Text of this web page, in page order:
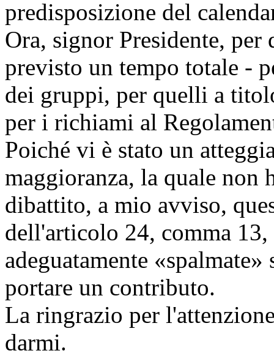
predisposizione del
Ora, signor Presidente,
previsto un tempo totale -
dei gruppi, per quelli a
per i richiami al
Poiché vi è stato un
maggioranza, la quale
dibattito, a mio avviso,
dell'articolo 24, comma 13,
adeguatamente
portare un contributo.
La ringrazio per
darmi.